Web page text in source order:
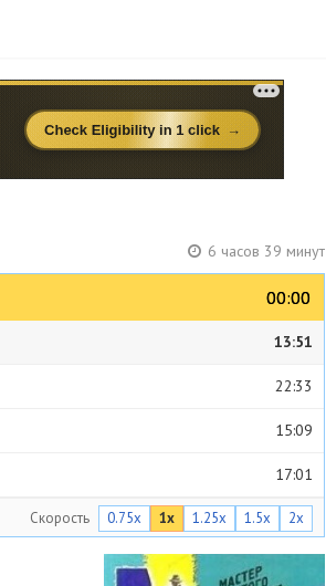
6 часов 39 минут
00:00
00:00
13:51
22:33
15:09
17:01
22:55
Скорость 0.75x 1x 1.25x 1.5x 2x